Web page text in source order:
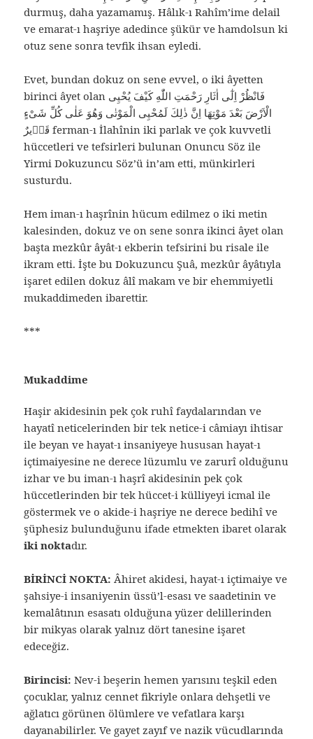
durmuş, daha yazamamış. Hâlık-ı Rahîm’ime delail
ve emarat-ı haşriye adedince şükür ve hamdolsun ki
otuz sene sonra tevfik ihsan eyledi.
Evet, bundan dokuz on sene evvel, o iki âyetten
birinci âyet olan فَانْظُرْ اِلٰٓى اٰثَارِ رَحْمَتِ اللّٰهِ كَيْفَ يُحْيِى
الْاَرْضَ بَعْدَ مَوْتِهَا اِنَّ ذٰلِكَ لَمُحْيِى الْمَوْتٰى وَهُوَ عَلٰى كُلِّ شَىْءٍ
قَدٖيرٌ ferman-ı İlahînin iki parlak ve çok kuvvetli
hüccetleri ve tefsirleri bulunan Onuncu Söz ile
Yirmi Dokuzuncu Söz’ü in’am etti, münkirleri
susturdu.
Hem iman-ı haşrînin hücum edilmez o iki metin
kalesinden, dokuz ve on sene sonra ikinci âyet olan
başta mezkûr âyât-ı ekberin tefsirini bu risale ile
ikram etti. İşte bu Dokuzuncu Şuâ, mezkûr âyâtıyla
işaret edilen dokuz âlî makam ve bir ehemmiyetli
mukaddimeden ibarettir.
***
Mukaddime
Haşir akidesinin pek çok ruhî faydalarından ve
hayatî neticelerinden bir tek netice-i câmiayı ihtisar
ile beyan ve hayat-ı insaniyeye hususan hayat-ı
içtimaiyesine ne derece lüzumlu ve zarurî olduğunu
izhar ve bu iman-ı haşrî akidesinin pek çok
hüccetlerinden bir tek hüccet-i külliyeyi icmal ile
göstermek ve o akide-i haşriye ne derece bedihî ve
şüphesiz bulunduğunu ifade etmekten ibaret olarak
iki noktadır.
BİRİNCİ NOKTA: Âhiret akidesi, hayat-ı içtimaiye ve
şahsiye-i insaniyenin üssü’l-esası ve saadetinin ve
kemalâtının esasatı olduğuna yüzer delillerinden
bir mikyas olarak yalnız dört tanesine işaret
edeceğiz.
Birincisi: Nev-i beşerin hemen yarısını teşkil eden
çocuklar, yalnız cennet fikriyle onlara dehşetli ve
ağlatıcı görünen ölümlere ve vefatlara karşı
dayanabilirler. Ve gayet zayıf ve nazik vücudlarında